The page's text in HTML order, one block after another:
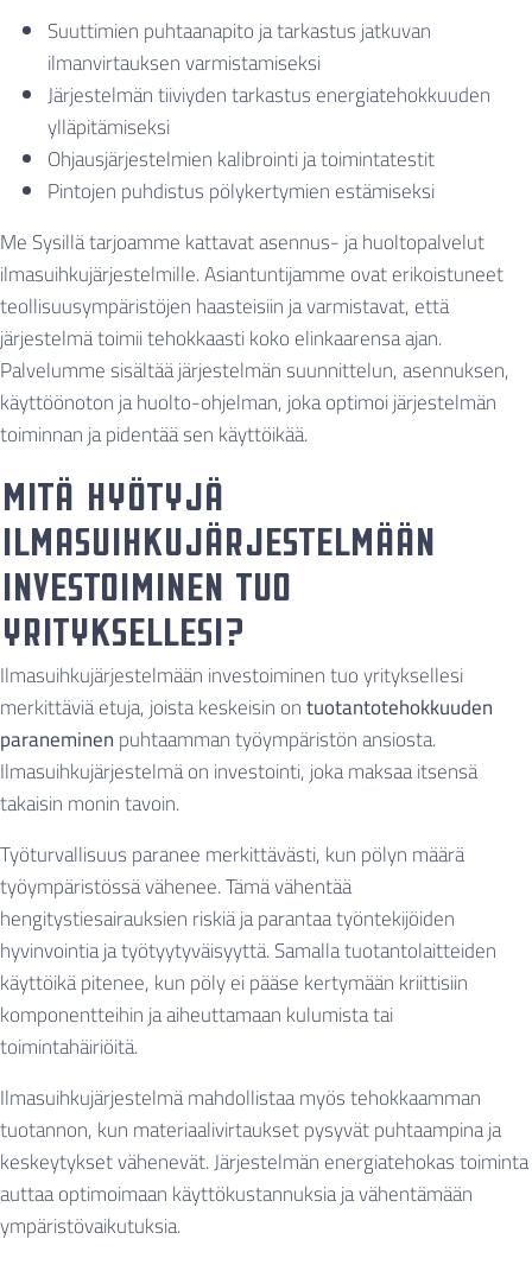
Suuttimien puhtaanapito ja tarkastus jatkuvan
ilmanvirtauksen varmistamiseksi
Järjestelmän tiiviyden tarkastus energiatehokkuuden
ylläpitämiseksi
Ohjausjärjestelmien kalibrointi ja toimintatestit
Pintojen puhdistus pölykertymien estämiseksi
Me Sysillä tarjoamme kattavat asennus- ja huoltopalvelut
ilmasuihkujärjestelmille. Asiantuntijamme ovat erikoistuneet
teollisuusympäristöjen haasteisiin ja varmistavat, että
järjestelmä toimii tehokkaasti koko elinkaarensa ajan.
Palvelumme sisältää järjestelmän suunnittelun, asennuksen,
käyttöönoton ja huolto-ohjelman, joka optimoi järjestelmän
toiminnan ja pidentää sen käyttöikää.
Mitä hyötyjä
ilmasuihkujärjestelmään
investoiminen tuo
yrityksellesi?
Ilmasuihkujärjestelmään investoiminen tuo yrityksellesi
merkittäviä etuja, joista keskeisin ontuotantotehokkuuden
paraneminenpuhtaamman työympäristön ansiosta.
Ilmasuihkujärjestelmä on investointi, joka maksaa itsensä
takaisin monin tavoin.
Työturvallisuus paranee merkittävästi, kun pölyn määrä
työympäristössä vähenee. Tämä vähentää
hengitystiesairauksien riskiä ja parantaa työntekijöiden
hyvinvointia ja työtyytyväisyyttä. Samalla tuotantolaitteiden
käyttöikä pitenee, kun pöly ei pääse kertymään kriittisiin
komponentteihin ja aiheuttamaan kulumista tai
toimintahäiriöitä.
Ilmasuihkujärjestelmä mahdollistaa myös tehokkaamman
tuotannon, kun materiaalivirtaukset pysyvät puhtaampina ja
keskeytykset vähenevät. Järjestelmän energiatehokas toiminta
auttaa optimoimaan käyttökustannuksia ja vähentämään
ympäristövaikutuksia.